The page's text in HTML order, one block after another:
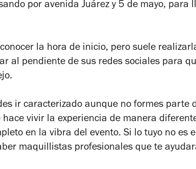
por avenida Juárez y 5 de mayo, para
la hora de inicio, pero suele
al pendiente de sus redes sociales para
ir caracterizado aunque no formes parte
hace vivir la experiencia de manera
en la vibra del evento. Si lo tuyo no es
maquillistas profesionales que te